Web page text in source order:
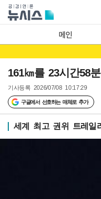
메인
161㎞를 23시간58
기사등록 2026/07/08 10:17:29
구글에서 선호하는 매체로 추가
세계 최고 권위 트레일